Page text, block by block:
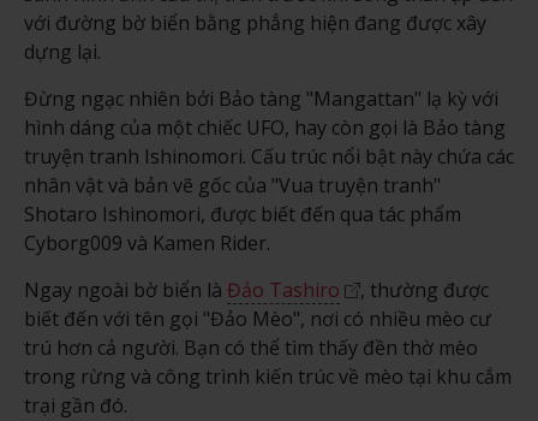
với đường bờ biển bằng phẳng hiện đang được xây
dựng lại.
Đừng ngạc nhiên bởi Bảo tàng "Mangattan" lạ kỳ với
hình dáng của một chiếc UFO, hay còn gọi là Bảo tàng
truyện tranh Ishinomori. Cấu trúc nổi bật này chứa các
nhân vật và bản vẽ gốc của "Vua truyện tranh"
Shotaro Ishinomori, được biết đến qua tác phẩm
Cyborg009 và Kamen Rider.
Ngay ngoài bờ biển là Đảo Tashiro
, thường được
biết đến với tên gọi "Đảo Mèo", nơi có nhiều mèo cư
trú hơn cả người. Bạn có thể tìm thấy đền thờ mèo
trong rừng và công trình kiến trúc về mèo tại khu cắm
trại gần đó.